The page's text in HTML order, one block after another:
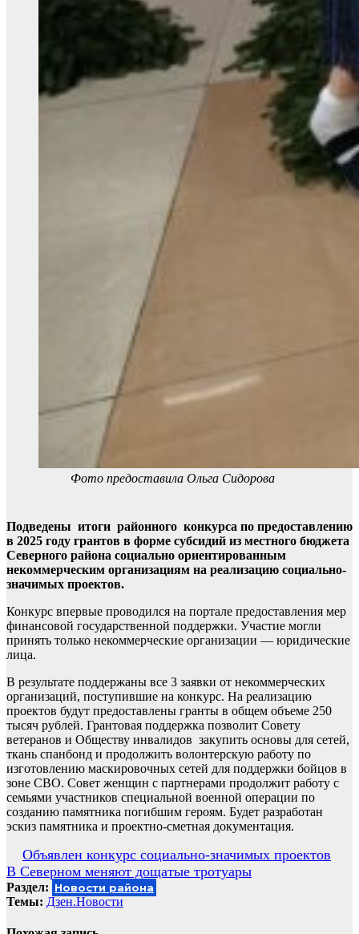
Фото предоставила Ольга Сидорова
Подведены итоги районного конкурса по предоставлению
в 2025 году грантов в форме субсидий из местного бюджета
Северного района социально ориентированным
некоммерческим организациям на реализацию социально-
значимых проектов.
Конкурс впервые проводился на портале предоставления мер
финансовой государственной поддержки. Участие могли
принять только некоммерческие организации — юридические
лица.
В результате поддержаны все 3 заявки от некоммерческих
организаций, поступившие на конкурс. На реализацию
проектов будут предоставлены гранты в общем объеме 250
тысяч рублей. Грантовая поддержка позволит Совету
ветеранов и Обществу инвалидов закупить основы для сетей,
ткань спанбонд и продолжить волонтерскую работу по
изготовлению маскировочных сетей для поддержки бойцов в
зоне СВО. Совет женщин с партнерами продолжит работу с
семьями участников специальной военной операции по
созданию памятника погибшим героям. Будет разработан
эскиз памятника и проектно-сметная документация.
Навигация
по
записям
Объявлен конкурс социально-значимых проектов
В Северном меняют дощатые тротуары
Раздел: Новости района
Темы: Дзен.Новости